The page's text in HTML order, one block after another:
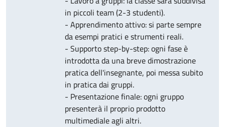
in piccoli team (2-3 studenti).
- Apprendimento attivo: si parte sempre
da esempi pratici e strumenti reali.
- Supporto step-by-step: ogni fase è
introdotta da una breve dimostrazione
pratica dell'insegnante, poi messa subito
in pratica dai gruppi.
- Presentazione finale: ogni gruppo
presenterà il proprio prodotto
multimediale agli altri.